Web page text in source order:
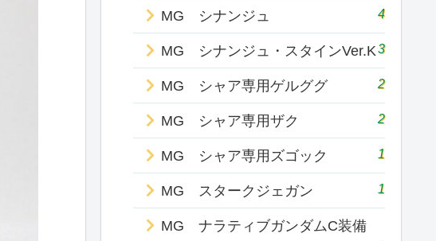
MG シナンジュ 4
MG シナンジュ・スタインVer.K3
MG シャア専用ゲルググ 2
MG シャア専用ザク 2
MG シャア専用ズゴック 1
MG スタークジェガン 1
MG ナラティブガンダムC装備